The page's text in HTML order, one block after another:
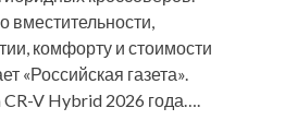
комфорту и стоимости
«Российская газета».
V Hybrid 2026 года….